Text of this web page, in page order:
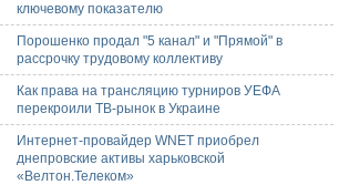
ключевому показателю
Порошенко продал "5 канал" и "Прямой" в
рассрочку трудовому коллективу
Как права на трансляцию турниров УЕФА
перекроили ТВ-рынок в Украине
Интернет-провайдер WNET приобрел
днепровские активы харьковской
«Велтон.Телеком»